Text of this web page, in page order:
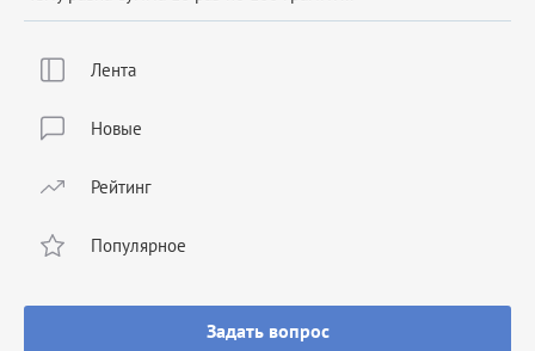
Лента
Новые
Рейтинг
Популярное
Задать вопрос